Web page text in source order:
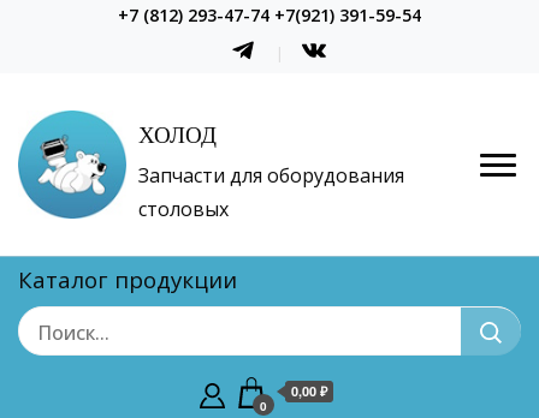
+7 (812) 293-47-74 +7(921) 391-59-54
ХОЛОД
Запчасти для оборудования
столовых
Каталог продукции
0
0,00 ₽